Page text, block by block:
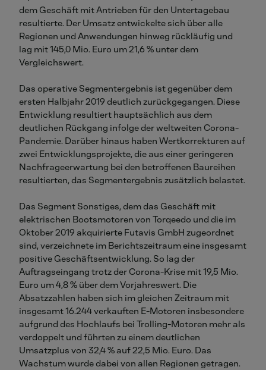
dem Geschäft mit Antrieben für den Untertagebau
resultierte. Der Umsatz entwickelte sich über alle
Regionen und Anwendungen hinweg rückläufig und
lag mit 145,0 Mio. Euro um 21,6 % unter dem
Vergleichswert.
Das operative Segmentergebnis ist gegenüber dem
ersten Halbjahr 2019 deutlich zurückgegangen. Diese
Entwicklung resultiert hauptsächlich aus dem
deutlichen Rückgang infolge der weltweiten Corona-
Pandemie. Darüber hinaus haben Wertkorrekturen auf
zwei Entwicklungsprojekte, die aus einer geringeren
Nachfrageerwartung bei den betroffenen Baureihen
resultierten, das Segmentergebnis zusätzlich belastet.
Das Segment Sonstiges, dem das Geschäft mit
elektrischen Bootsmotoren von Torqeedo und die im
Oktober 2019 akquirierte Futavis GmbH zugeordnet
sind, verzeichnete im Berichtszeitraum eine insgesamt
positive Geschäftsentwicklung. So lag der
Auftragseingang trotz der Corona-Krise mit 19,5 Mio.
Euro um 4,8 % über dem Vorjahreswert. Die
Absatzzahlen haben sich im gleichen Zeitraum mit
insgesamt 16.244 verkauften E-Motoren insbesondere
aufgrund des Hochlaufs bei Trolling-Motoren mehr als
verdoppelt und führten zu einem deutlichen
Umsatzplus von 32,4 % auf 22,5 Mio. Euro. Das
Wachstum wurde dabei von allen Regionen getragen.